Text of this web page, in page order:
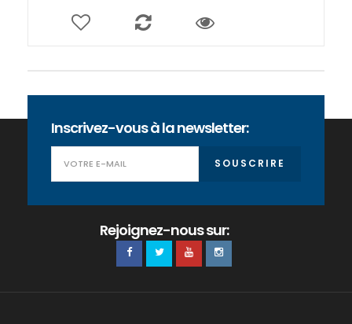
Inscrivez-vous à la newsletter:
SOUSCRIRE
Rejoignez-nous sur: